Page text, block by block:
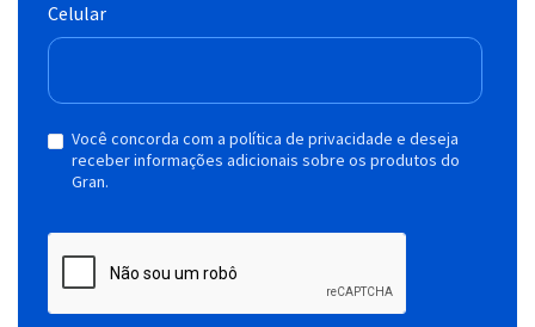
Celular
Você concorda com a política de privacidade e deseja
receber informações adicionais sobre os produtos do
Gran.